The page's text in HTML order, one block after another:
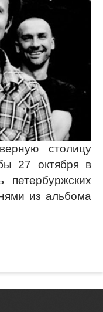
столицу
27 октября в
петербуржских
из альбома